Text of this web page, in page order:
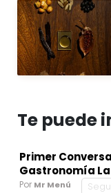
Te puede
Primer
Gastronomía
Por Mr Menú